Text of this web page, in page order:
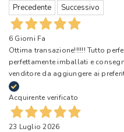
Precedente Successivo
6 Giorni Fa
Ottima transazione!!!!!! Tutto
perfettamente imballati e
venditore da aggiungere ai
Acquirente verificato
23 Luglio 2026